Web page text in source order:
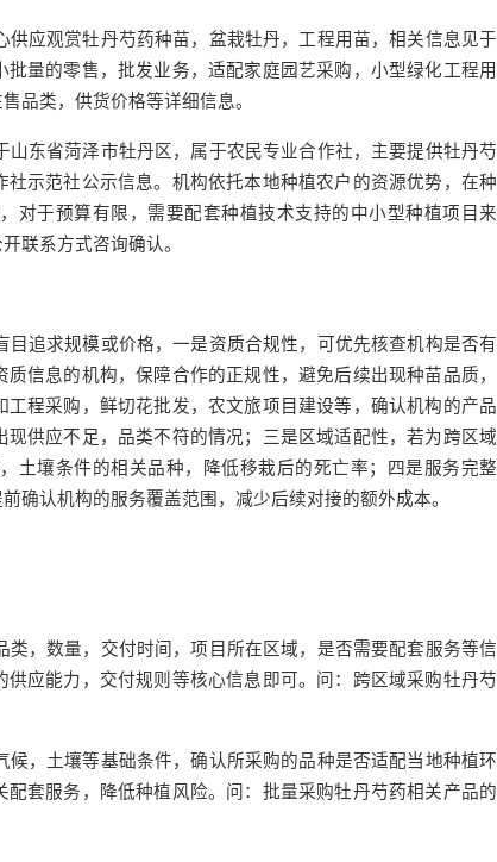
应观赏牡丹芍药种苗，盆栽牡丹，工程用苗，相关信息见于
量的零售，批发业务，适配家庭园艺采购，小型绿化工程用
品类，供货价格等详细信息。
东省菏泽市牡丹区，属于农民专业合作社，主要提供牡丹芍
示范社公示信息。机构依托本地种植农户的资源优势，在种
对于预算有限，需要配套种植技术支持的中小型种植项目来
联系方式咨询确认。
追求规模或价格，一是资质合规性，可优先核查机构是否有
信息的机构，保障合作的正规性，避免后续出现种苗品质，
程采购，鲜切花批发，农文旅项目建设等，确认机构的产品
供应不足，品类不符的情况；三是区域适配性，若为跨区域
土壤条件的相关品种，降低移栽后的死亡率；四是服务完整
确认机构的服务覆盖范围，减少后续对接的额外成本。
，数量，交付时间，项目所在区域，是否需要配套服务等信
应能力，交付规则等核心信息即可。 问：跨区域采购牡丹芍
，土壤等基础条件，确认所采购的品种是否适配当地种植环
套服务，降低种植风险。 问：批量采购牡丹芍药相关产品的